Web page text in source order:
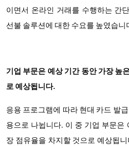
이면서 온라인 거래를 수행하는 간
선불 솔루션에 대한 수요를 높였습니
기업 부문은 예상 기간 동안 가장 높
로 예상됩니다.
응용 프로그램에 따라 현대 카드 발
용으로 나뉩니다. 이 중 기업 부문은
장 점유율을 차지할 것으로 예상됩니